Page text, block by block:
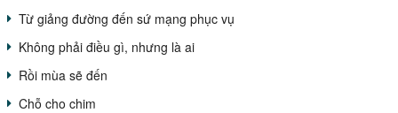
Từ giảng đường đến sứ mạng phục vụ
Không phải điều gì, nhưng là ai
Rồi mùa sẽ đến
Chỗ cho chim